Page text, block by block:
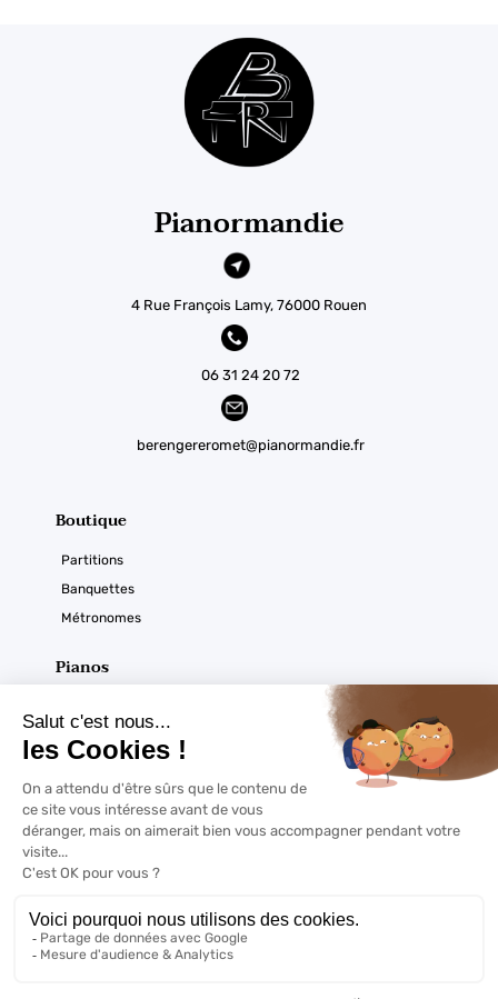
Pianormandie
4 Rue François Lamy, 76000 Rouen
06 31 24 20 72
berengereromet@pianormandie.fr
Boutique
Partitions
Banquettes
Métronomes
Pianos
Acoustiques
Numériques
Ouverture du magasin
Horaires :
De 9h30 à 12h30 et de 14h à 18h sur RDV
À noter
Copyrights @2022 | Pianormandie - Tout droits réservés -